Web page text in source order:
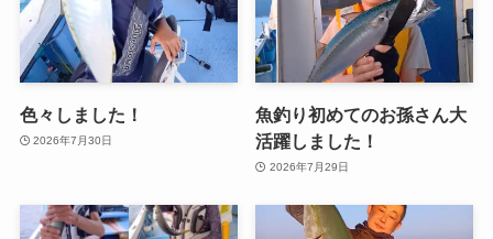
色々しました！
2026年7月30日
魚釣り初めてのお孫さん大
活躍しました！
2026年7月29日